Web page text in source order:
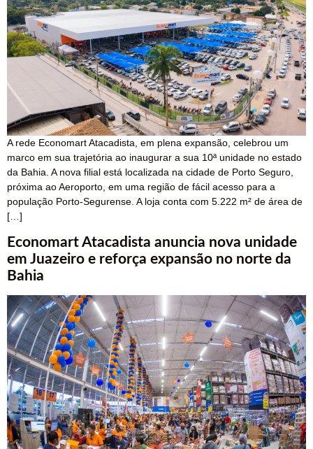
A rede Economart Atacadista, em plena expansão, celebrou um
marco em sua trajetória ao inaugurar a sua 10ª unidade no estado
da Bahia. A nova filial está localizada na cidade de Porto Seguro,
próxima ao Aeroporto, em uma região de fácil acesso para a
população Porto-Segurense. A loja conta com 5.222 m² de área de
[…]
Economart Atacadista anuncia nova unidade
em Juazeiro e reforça expansão no norte da
Bahia